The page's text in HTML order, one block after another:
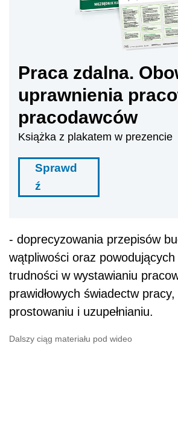
Praca zdalna.
uprawnienia
pracodawców
Książka z plakatem w prezencie
Sprawd
ź
- doprecyzowania przepisów
wątpliwości oraz
trudności w wystawianiu
prawidłowych świadectw
prostowaniu i uzupełnianiu.
Dalszy ciąg materiału pod wideo